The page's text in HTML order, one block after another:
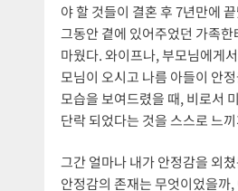
야 할 것들이 결혼 후 7년만에
그동안 곁에 있어주었던 가족
마웠다. 와이프나, 부모님에게
모님이 오시고 나름 아들이 안
모습을 보여드렸을 때, 비로서
단락 되었다는 것을 스스로 느
그간 얼마나 내가 안정감을 외
안정감의 존재는 무엇이었을까